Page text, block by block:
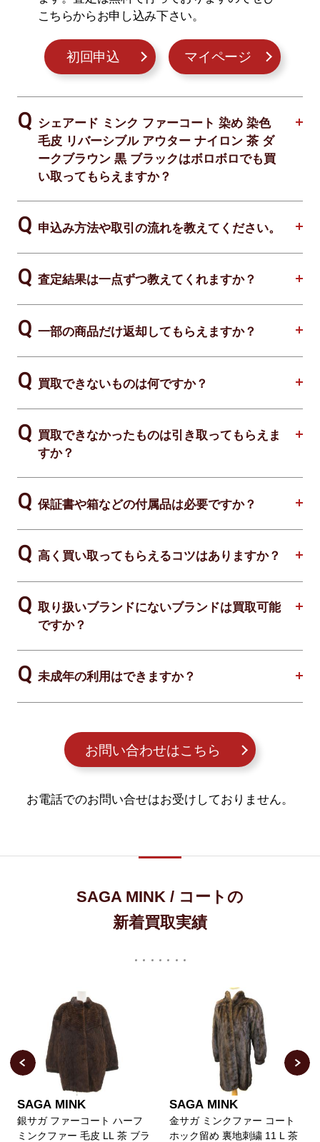
こちらからお申し込み下さい。
初回申込 マイページ
シェアード ミンク ファーコート 染め 染色
毛皮 リバーシブル アウター ナイロン 茶 ダ
ークブラウン 黒 ブラックはボロボロでも買
い取ってもらえますか？
申込み方法や取引の流れを教えてください。
査定結果は一点ずつ教えてくれますか？
一部の商品だけ返却してもらえますか？
買取できないものは何ですか？
買取できなかったものは引き取ってもらえま
すか？
保証書や箱などの付属品は必要ですか？
高く買い取ってもらえるコツはありますか？
取り扱いブランドにないブランドは買取可能
ですか？
未成年の利用はできますか？
お問い合わせはこちら
お電話でのお問い合せはお受けしておりません。
SAGA MINK / コートの
新着買取実績
SAGA MINK
銀サガ ファーコート ハーフ
ミンクファー 毛皮 LL 茶 ブラ
SAGA MINK
金サガ ミンクファー コート
ホック留め 裏地刺繍 11 L 茶